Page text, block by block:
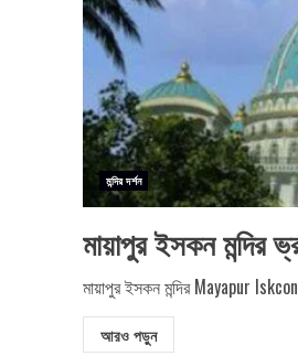
মন্দির দর্শন
মায়াপুর ইসকন মন্দির
মায়াপুর ইসকন মন্দির Mayapur
আরও পড়ুন